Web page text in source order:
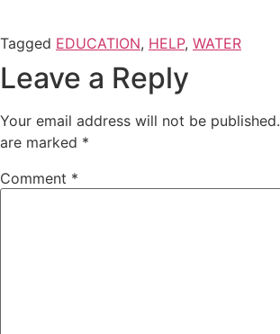
Tagged EDUCATION, HELP, WATER
Leave a Reply
Your email address will not be published.
are marked *
Comment *